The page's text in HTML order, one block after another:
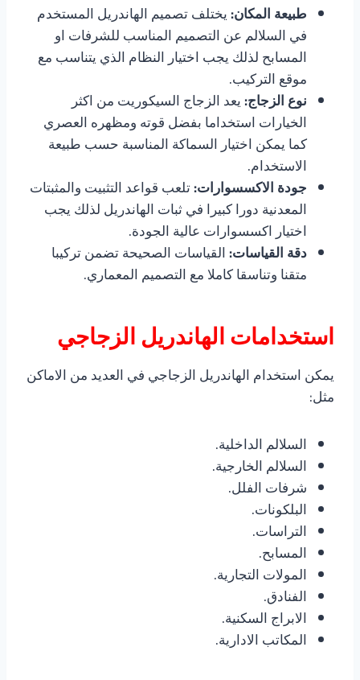
طبيعة المكان:يختلف تصميم الهاندريل المستخدم
في السلالم عن التصميم المناسب للشرفات او
المسابح لذلك يجب اختيار النظام الذي يتناسب مع
موقع التركيب.
نوع الزجاج:يعد الزجاج السيكوريت من اكثر
الخيارات استخداما بفضل قوته ومظهره العصري
كما يمكن اختيار السماكة المناسبة حسب طبيعة
الاستخدام.
جودة الاكسسوارات:تلعب قواعد التثبيت والمثبتات
المعدنية دورا كبيرا في ثبات الهاندريل لذلك يجب
اختيار اكسسوارات عالية الجودة.
دقة القياسات:القياسات الصحيحة تضمن تركيبا
متقنا وتناسقا كاملا مع التصميم المعماري.
استخدامات الهاندريل الزجاجي
يمكن استخدام الهاندريل الزجاجي في العديد من الاماكن
مثل:
السلالم الداخلية.
السلالم الخارجية.
شرفات الفلل.
البلكونات.
التراسات.
المسابح.
المولات التجارية.
الفنادق.
الابراج السكنية.
المكاتب الادارية.